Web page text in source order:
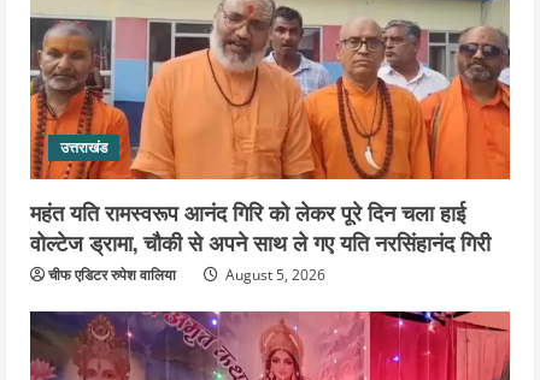
उत्तराखंड
महंत यति रामस्वरूप आनंद गिरि को लेकर पूरे दिन चला हाई
वोल्टेज ड्रामा, चौकी से अपने साथ ले गए यति नरसिंहानंद गिरी
चीफ एडिटर रुपेश वालिया August 5, 2026